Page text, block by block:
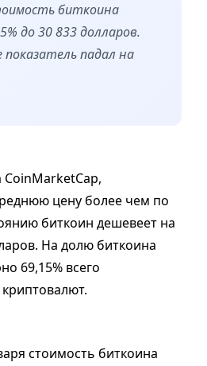
биткоина
до 30 833 долларов.
падал на
цену более чем по
биткоин дешевеет на
На долю биткоина
69,15% всего
стоимость биткоина